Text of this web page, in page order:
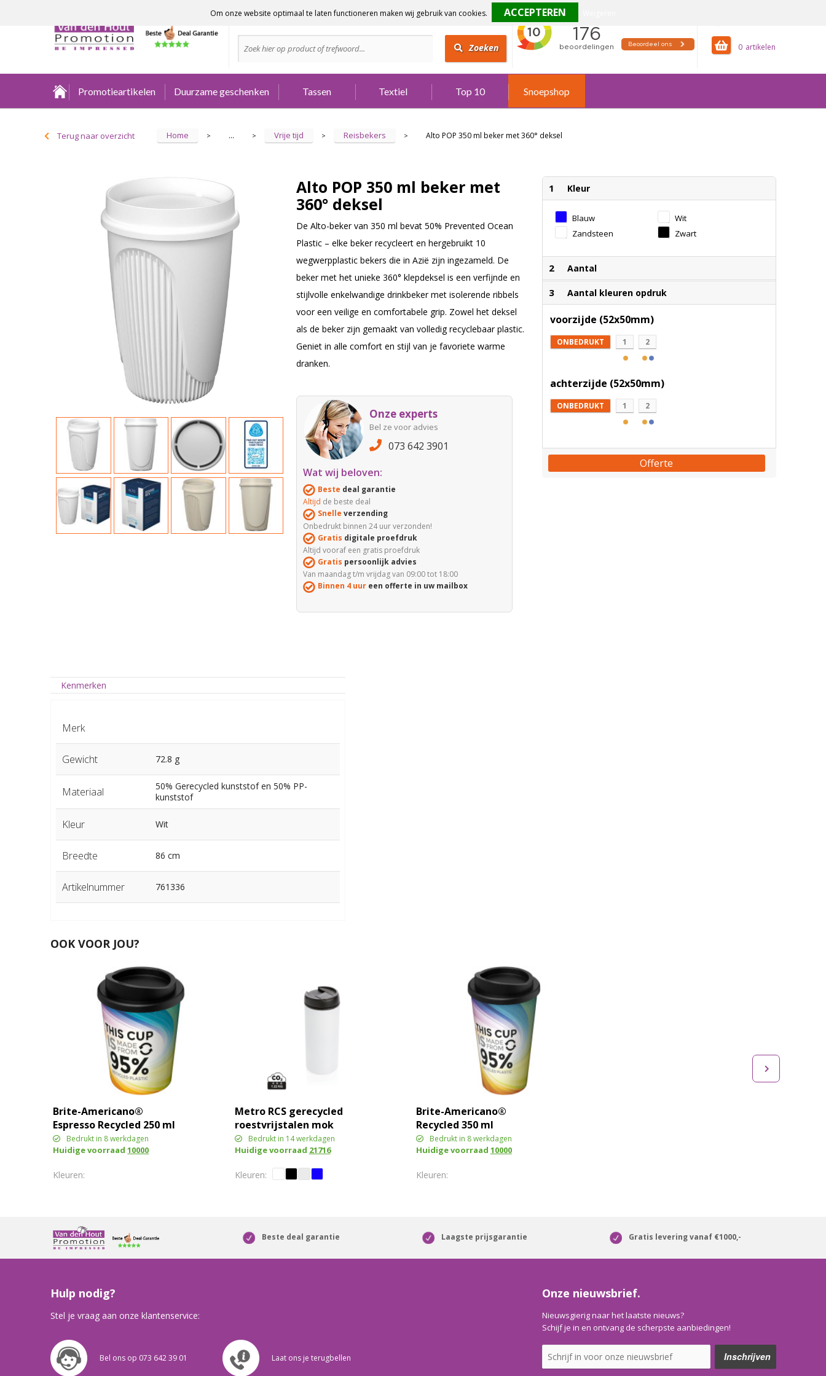
0
Advies nodig?
Zoeken
Promotieartikelen Duurzame geschenken Tassen Textiel Top 10 Snoepshop
Terug naar overzicht Home > ... > Vrije tijd > Reisbekers > Alto POP 350 ml beker met 360° deksel
Alto POP 350 ml beker met
360° deksel
De Alto-beker van 350 ml bevat 50% Prevented Ocean
Plastic – elke beker recycleert en hergebruikt 10
wegwerpplastic bekers die in Azië zijn ingezameld. De
beker met het unieke 360° klepdeksel is een verfijnde en
stijlvolle enkelwandige drinkbeker met isolerende ribbels
voor een veilige en comfortabele grip. Zowel het deksel
als de beker zijn gemaakt van volledig recyclebaar plastic.
Geniet in alle comfort en stijl van je favoriete warme
dranken.
Onze experts
Bel ze voor advies
073 642 3901
Wat wij beloven:
Beste deal garantie
Altijd de beste deal
Snelle verzending
Onbedrukt binnen 24 uur verzonden!
Gratis digitale proefdruk
Altijd vooraf een gratis proefdruk
Gratis persoonlijk advies
Van maandag t/m vrijdag van 09:00 tot 18:00
Binnen 4 uureen offerte in uw mailbox
1 Kleur
Blauw
Wit
Zandsteen
Zwart
2 Aantal
3 Aantal kleuren opdruk
voorzijde (52x50mm)
ONBEDRUKT 1 2
achterzijde (52x50mm)
ONBEDRUKT 1 2
Offerte
Kenmerken
Merk
Gewicht 72.8 g
Materiaal
50% Gerecycled kunststof en 50% PP-
kunststof
Kleur Wit
Breedte 86 cm
Artikelnummer 761336
OOK VOOR JOU?
Brite-Americano®
Espresso Recycled 250 ml
geïsoleerde beker
Bedrukt in 8 werkdagen
Huidige voorraad10000
Metro RCS gerecycled
roestvrijstalen mok
Bedrukt in 14 werkdagen
Huidige voorraad 21716
Brite-Americano®
Recycled 350 ml
geïsoleerde beker
Bedrukt in 8 werkdagen
Huidige voorraad 10000
Beste deal garantie Laagste prijsgarantie Gratis levering vanaf €1000,-
Hulp nodig?
Stel je vraag aan onze klantenservice:
Bel ons op 073 642 39 01 Laat ons je terugbellen
Onze nieuwsbrief.
Nieuwsgierig naar het laatste nieuws?
Schijf je in en ontvang de scherpste aanbiedingen!
Om onze website optimaal te laten functioneren maken wij gebruik van cookies.